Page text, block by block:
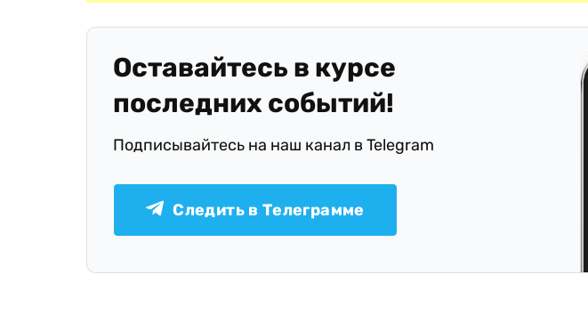
Оставайтесь в курсе
последних событий!
Подписывайтесь на наш канал в Telegram
Следить в Телеграмме